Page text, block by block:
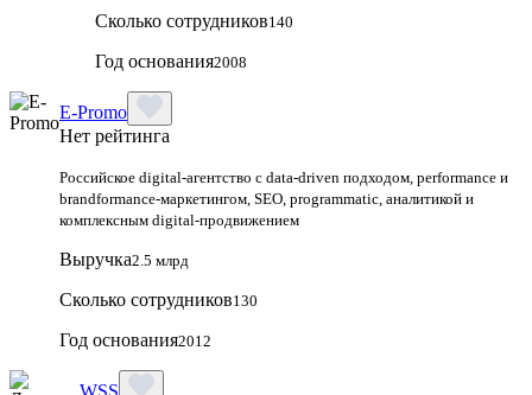
Сколько сотрудников140
Год основания2008
E-Promo
Нет рейтинга
Российское digital-агентство с data-driven подходом, performance и
brandformance-маркетингом, SEO, programmatic, аналитикой и
комплексным digital-продвижением
Выручка2.5 млрд
Сколько сотрудников130
Год основания2012
WSS